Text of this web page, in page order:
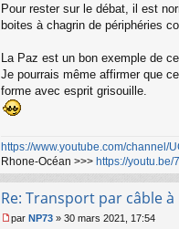
l
u
Pour rester sur le débat, il est
boites à chagrin de périphéries
La Paz est un bon exemple de
Je pourrais même affirmer que
forme avec esprit grisouille.
https://www.youtube.com/channel/
Rhone-Océan >>> https://youtu.be/
Re: Transport par câble à
par NP73 » 30 mars 2021, 17:54